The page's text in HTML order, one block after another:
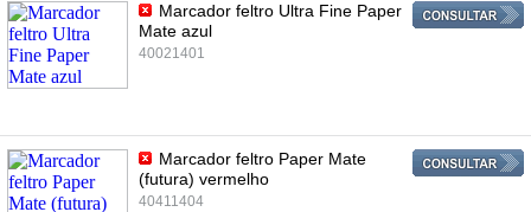
Marcador feltro Ultra Fine Paper
Mate azul
40021401
Marcador feltro Paper Mate
(futura) vermelho
40411404